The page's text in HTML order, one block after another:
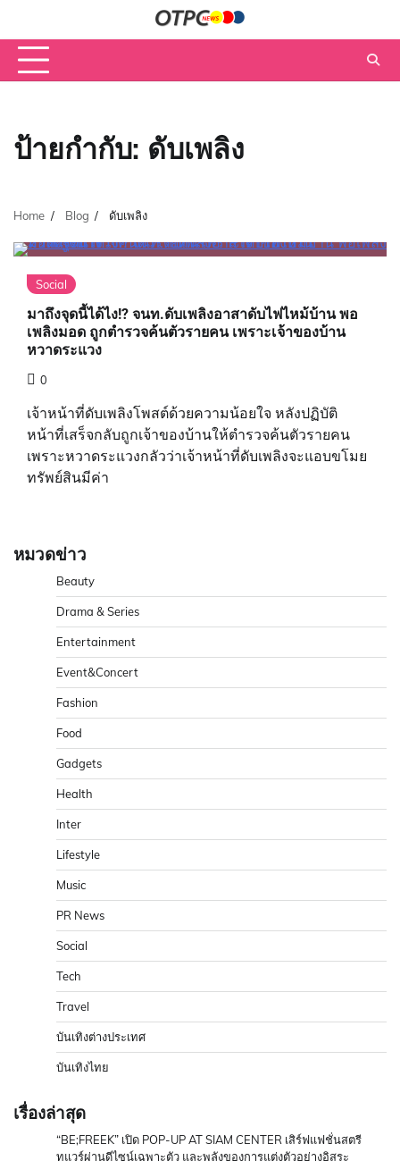
content
ป้ายกำกับ: ดับเพลิง
Home Blog ดับเพลิง
Social
มาถึงจุดนี้ได้ไง!? จนท.ดับเพลิงอาสาดับไฟไหม้บ้าน พอ
เพลิงมอด ถูกตำรวจค้นตัวรายคน เพราะเจ้าของบ้าน
หวาดระแวง
0
เจ้าหน้าที่ดับเพลิงโพสต์ด้วยความน้อยใจ หลังปฏิบัติ
หน้าที่เสร็จกลับถูกเจ้าของบ้านให้ตำรวจค้นตัวรายคน
เพราะหวาดระแวงกลัวว่าเจ้าหน้าที่ดับเพลิงจะแอบขโมย
ทรัพย์สินมีค่า
หมวดข่าว
Beauty
Drama & Series
Entertainment
Event&Concert
Fashion
Food
Gadgets
Health
Inter
Lifestyle
Music
PR News
Social
Tech
Travel
บันเทิงต่างประเทศ
บันเทิงไทย
เรื่องล่าสุด
“BE;FREEK” เปิด POP-UP AT SIAM CENTER เสิร์ฟแฟชั่นสตรี
ทแวร์ผ่านดีไซน์เฉพาะตัว และพลังของการแต่งตัวอย่างอิสระ